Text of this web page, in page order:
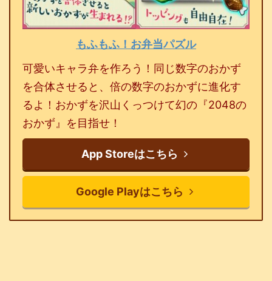
もふもふ！お弁当パズル
可愛いキャラ弁を作ろう！同じ数字のおかず
を合体させると、倍の数字のおかずに進化す
るよ！おかずを沢山くっつけて幻の『2048の
おかず』を目指せ！
App Storeはこちら
Google Playはこちら